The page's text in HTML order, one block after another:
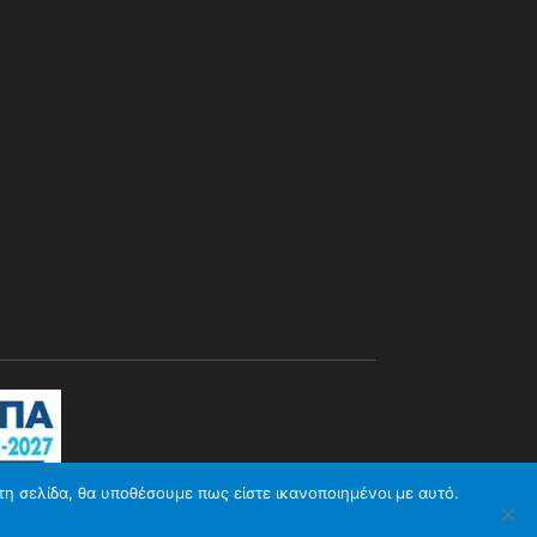
σελίδα, θα υποθέσουμε πως είστε ικανοποιημένοι με αυτό.